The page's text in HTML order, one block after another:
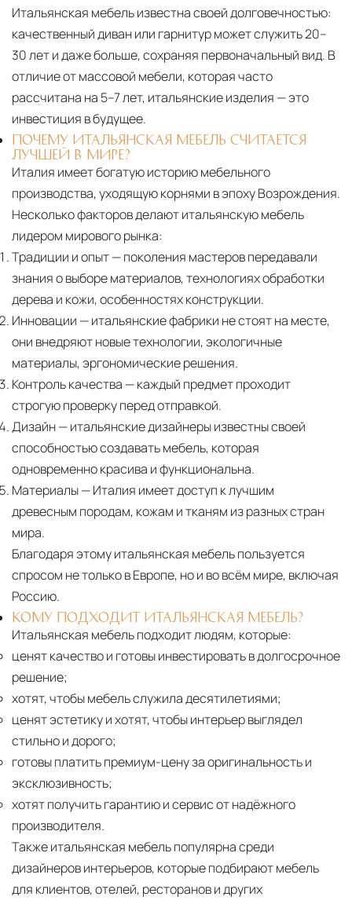
Итальянская мебель известна своей долговечностью:
качественный диван или гарнитур может служить 20–
30 лет и даже больше, сохраняя первоначальный вид. В
отличие от массовой мебели, которая часто
рассчитана на 5–7 лет, итальянские изделия — это
инвестиция в будущее.
ПОЧЕМУ ИТАЛЬЯНСКАЯ МЕБЕЛЬ СЧИТАЕТСЯ
ЛУЧШЕЙ В МИРЕ?
Италия имеет богатую историю мебельного
производства, уходящую корнями в эпоху Возрождения.
Несколько факторов делают итальянскую мебель
лидером мирового рынка:
Традиции и опыт— поколения мастеров передавали
знания о выборе материалов, технологиях обработки
дерева и кожи, особенностях конструкции.
Инновации — итальянские фабрики не стоят на месте,
они внедряют новые технологии, экологичные
материалы, эргономические решения.
Контроль качества — каждый предмет проходит
строгую проверку перед отправкой.
Дизайн— итальянские дизайнеры известны своей
способностью создавать мебель, которая
одновременно красива и функциональна.
Материалы— Италия имеет доступ к лучшим
древесным породам, кожам и тканям из разных стран
мира.
Благодаря этому итальянская мебель пользуется
спросом не только в Европе, но и во всём мире, включая
Россию.
КОМУ ПОДХОДИТ ИТАЛЬЯНСКАЯ МЕБЕЛЬ?
Итальянская мебель подходит людям, которые:
ценят качество и готовы инвестировать в долгосрочное
решение;
хотят, чтобы мебель служила десятилетиями;
ценят эстетику и хотят, чтобы интерьер выглядел
стильно и дорого;
готовы платить премиум-цену за оригинальность и
эксклюзивность;
хотят получить гарантию и сервис от надёжного
производителя.
Также итальянская мебель популярна среди
дизайнеров интерьеров, которые подбирают мебель
для клиентов, отелей, ресторанов и других